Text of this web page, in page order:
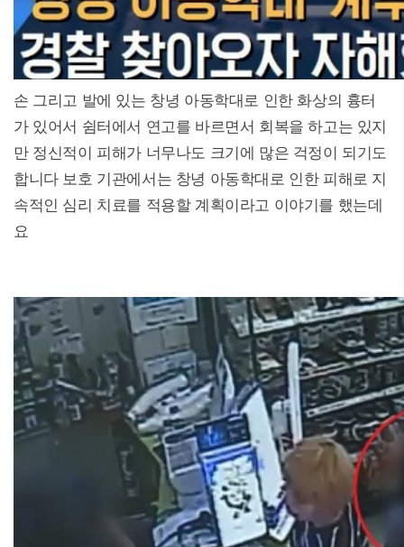
손 그리고 발에 있는 창녕 아동학대로 인한 화상의 흉터
가 있어서 쉼터에서 연고를 바르면서 회복을 하고는 있지
만 정신적이 피해가 너무나도 크기에 많은 걱정이 되기도
합니다 보호 기관에서는 창녕 아동학대로 인한 피해로 지
속적인 심리 치료를 적용할 계획이라고 이야기를 했는데
요